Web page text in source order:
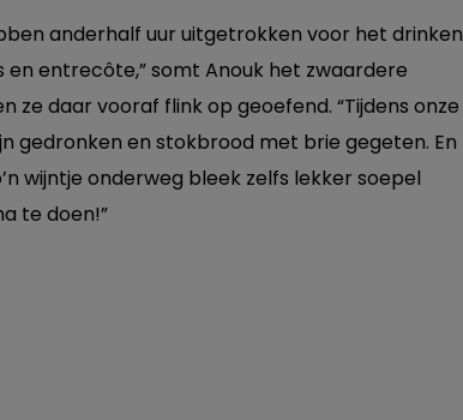
anderhalf uur uitgetrokken voor het drinken
en entrecôte,” somt Anouk het zwaardere
daar vooraf flink op geoefend. “Tijdens onze
gedronken en stokbrood met brie gegeten. En
wijntje onderweg bleek zelfs lekker soepel
te doen!”